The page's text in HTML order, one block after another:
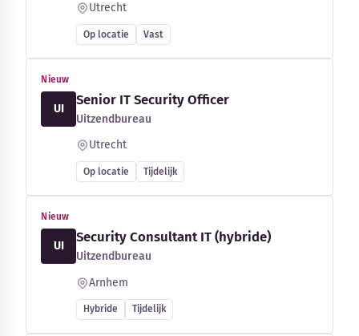
Utrecht
Op locatie Vast
Nieuw
UI
Senior IT Security Officer
Uitzendbureau
Utrecht
Op locatie Tijdelijk
Nieuw
UI
Security Consultant IT (hybride)
Uitzendbureau
Arnhem
Hybride Tijdelijk